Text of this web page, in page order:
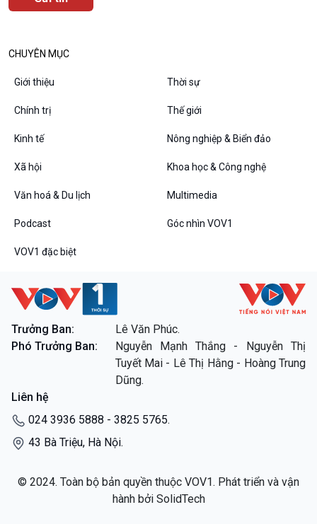
VOV1 đặc biệt
Chân dung cuộc sống
Các chương trình đặc biệt
CHUYÊN MỤC
Giới thiệu Thời sự
Chính trị Thế giới
Kinh tế Nông nghiệp & Biển đảo
Xã hội Khoa học & Công nghệ
Văn hoá & Du lịch Multimedia
Podcast Góc nhìn VOV1
VOV1 đặc biệt
Trưởng Ban:
Lê Văn Phúc.
Phó Trưởng Ban:
Nguyễn Mạnh Thắng - Nguyễn Thị
Tuyết Mai - Lê Thị Hằng - Hoàng Trung
Dũng.
Liên hệ
024 3936 5888 - 3825 5765.
43 Bà Triệu, Hà Nội.
© 2024. Toàn bộ bản quyền thuộc VOV1. Phát triển và vận
hành bởi SolidTech